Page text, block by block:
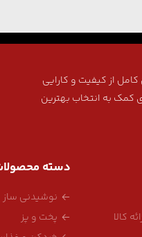
از کیفیت و کارایی
کمک به انتخاب بهترین
کالا
دسته
نوشیدنی ساز
پخت و پز